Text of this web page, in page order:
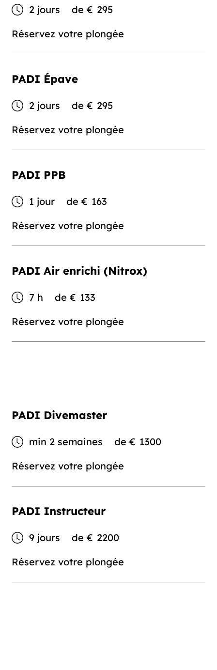
2 jours de € 295
Réservez votre plongée
PADI Épave
2 jours de € 295
Réservez votre plongée
PADI PPB
1 jour de € 163
Réservez votre plongée
PADI Air enrichi (Nitrox)
7 h de € 133
Réservez votre plongée
PADI Divemaster
min 2 semaines de € 1300
Réservez votre plongée
PADI Instructeur
9 jours de € 2200
Réservez votre plongée